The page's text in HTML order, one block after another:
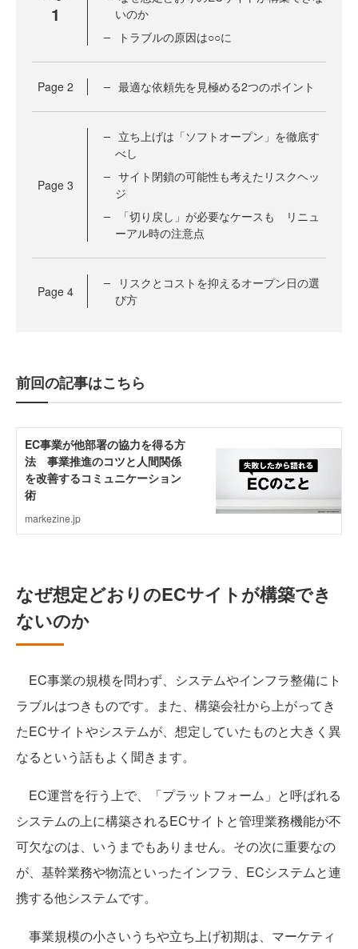
1
いのか
トラブルの原因は○○に
Page 2 最適な依頼先を見極める2つのポイント
Page 3
立ち上げは「ソフトオープン」を徹底す
べし
サイト閉鎖の可能性も考えたリスクヘッ
ジ
「切り戻し」が必要なケースも リニュ
ーアル時の注意点
Page 4
リスクとコストを抑えるオープン日の選
び方
前回の記事はこちら
なぜ想定どおりのECサイトが構築でき
ないのか
EC事業の規模を問わず、システムやインフラ整備にト
ラブルはつきものです。また、構築会社から上がってき
たECサイトやシステムが、想定していたものと大きく異
なるという話もよく聞きます。
EC運営を行う上で、「プラットフォーム」と呼ばれる
システムの上に構築されるECサイトと管理業務機能が不
可欠なのは、いうまでもありません。その次に重要なの
が、基幹業務や物流といったインフラ、ECシステムと連
携する他システムです。
事業規模の小さいうちや立ち上げ初期は、マーケティ